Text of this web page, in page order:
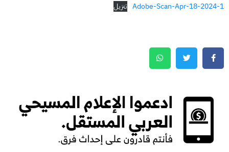
Adobe-Scan-Apr-18-2024-1 تنزيل